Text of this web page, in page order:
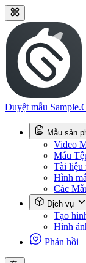
Duyệt mẫu
Mẫu sản
Video
Mẫu
Tài liệu
Hình
Các
Dịch vụ
Tạo
Hình
Phản hồi